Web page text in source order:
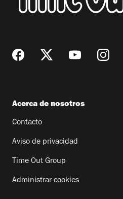
Acerca de nosotros
Contacto
Aviso de privacidad
Time Out Group
Administrar cookies